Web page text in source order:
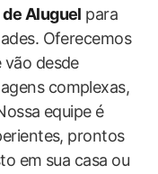
Aluguel para
Oferecemos
vão desde
complexas,
equipe é
prontos
em sua casa ou